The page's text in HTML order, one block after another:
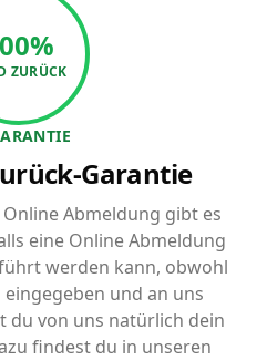
ZURÜCK
Garantie
Abmeldung gibt es
eine Online Abmeldung
werden kann, obwohl
und an uns
du von uns natürlich dein
findest du in unseren